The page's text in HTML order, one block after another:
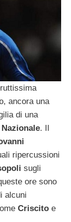
ancora una
di una
Nazionale. Il
ripercussioni
sugli
ore sono
alcuni
Criscito e